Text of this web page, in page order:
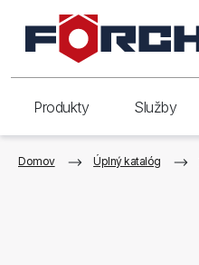
Produkty Služby
Domov Úplný katalóg